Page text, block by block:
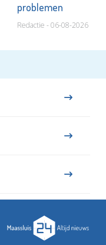
problemen
Redactie - 06-08-2026